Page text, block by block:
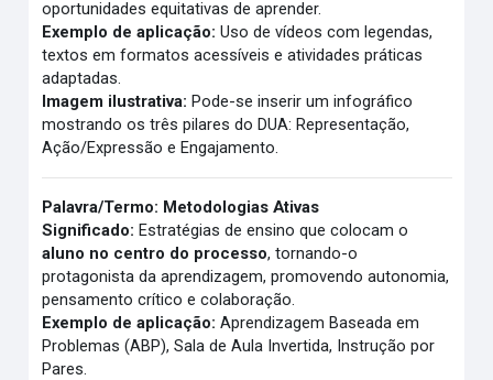
oportunidades equitativas de aprender.
Exemplo de aplicação: Uso de vídeos com legendas,
textos em formatos acessíveis e atividades práticas
adaptadas.
Imagem ilustrativa: Pode-se inserir um infográfico
mostrando os três pilares do DUA: Representação,
Ação/Expressão e Engajamento.
Palavra/Termo: Metodologias Ativas
Significado: Estratégias de ensino que colocam o
aluno no centro do processo, tornando-o
protagonista da aprendizagem, promovendo autonomia,
pensamento crítico e colaboração.
Exemplo de aplicação: Aprendizagem Baseada em
Problemas (ABP), Sala de Aula Invertida, Instrução por
Pares.